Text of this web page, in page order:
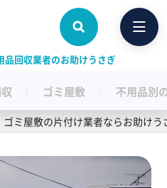
品回収業者のお助けうさぎ
ゴミ屋敷 不用品別
ゴミ屋敷の片付け業者ならお助けう